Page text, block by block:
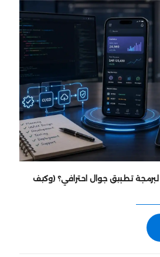
لبرمجة تطبيق جوال احترافي؟ (وكيف